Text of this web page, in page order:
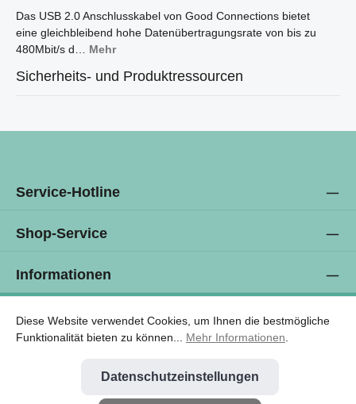
Das USB 2.0 Anschlusskabel von Good Connections bietet
eine gleichbleibend hohe Datenübertragungsrate von bis zu
480Mbit/s d… Mehr
Sicherheits- und Produktressourcen
Service-Hotline
Shop-Service
Informationen
Newsletter
Diese Website verwendet Cookies, um Ihnen die bestmögliche
Funktionalität bieten zu können... Mehr Informationen
Datenschutzeinstellungen